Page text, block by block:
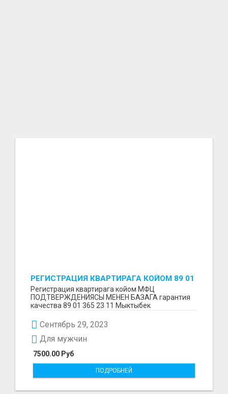
РЕГИСТРАЦИЯ КВАРТИРАГА КОЙОМ 89 01
365 23 11
Регистрация квартирага койом МФЦ
ПОДТВЕРЖДЕНИЯСЫ МЕНЕН БАЗАГА гарантия
качества 89 01 365 23 11 Мыктыбек
Сентябрь 29, 2023
7500.00 Руб
Для мужчин
ПОДРОБНЕЙ